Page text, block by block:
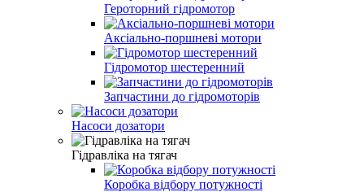
Героторний гідромотор
Аксіально-поршневі мотори
Гідромотор шестеренний
Запчастини до гідромоторів
Насоси дозатори
Гідравліка на тягач
Коробка відбору потужності